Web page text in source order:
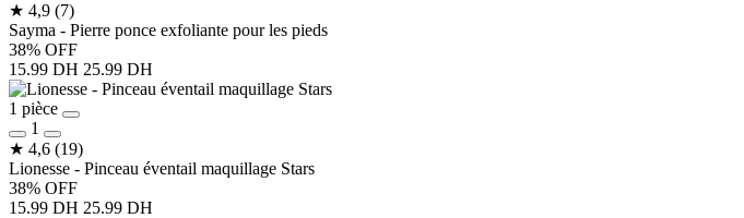
★ 4,9 (7)
Sayma - Pierre ponce exfoliante pour les pieds
38% OFF
15.99 DH 25.99 DH
1 pièce
1
★ 4,6 (19)
Lionesse - Pinceau éventail maquillage Stars
38% OFF
15.99 DH 25.99 DH